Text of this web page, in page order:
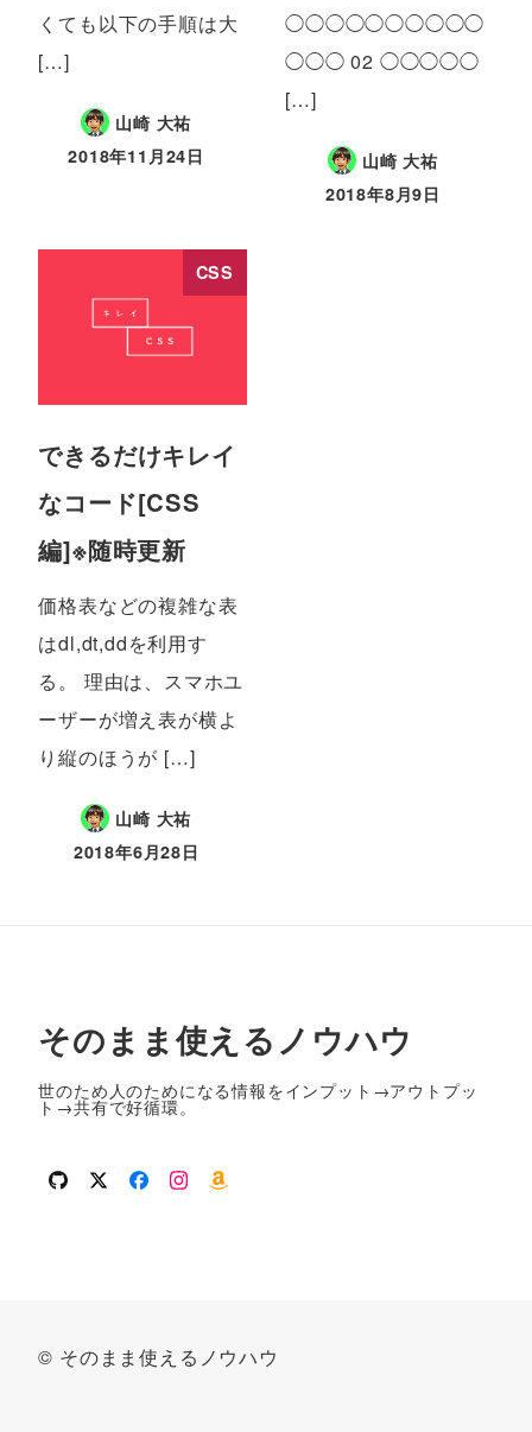
くても以下の手順は大
[…]
山崎 大祐
2018年11月24日
◯◯◯◯◯◯◯◯◯◯
◯◯◯ 02 ◯◯◯◯◯
[…]
山崎 大祐
2018年8月9日
CSS
できるだけキレイ
なコード[CSS
編]※随時更新
価格表などの複雑な表
はdl,dt,ddを利用す
る。 理由は、スマホユ
ーザーが増え表が横よ
り縦のほうが […]
山崎 大祐
2018年6月28日
そのまま使えるノウハウ
世のため人のためになる情報をインプット→アウトプッ
ト→共有で好循環。
githubtwitterfacebookinstagram
amazon
© そのまま使えるノウハウ